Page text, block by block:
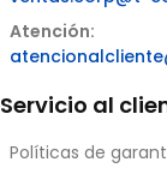
Atención:
Servicio al
Políticas de